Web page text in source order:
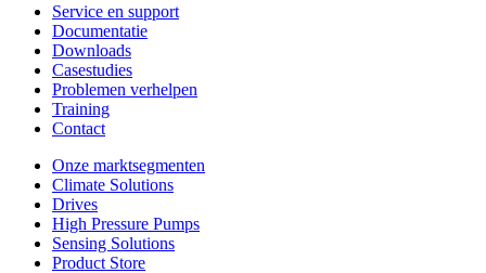
Service en support
Documentatie
Downloads
Casestudies
Problemen verhelpen
Training
Contact
Onze marktsegmenten
Climate Solutions
Drives
High Pressure Pumps
Sensing Solutions
Product Store